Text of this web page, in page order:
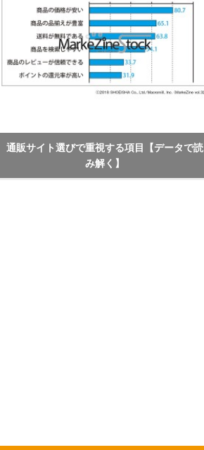
通販サイト選びで重視する項目【データで読
み解く】